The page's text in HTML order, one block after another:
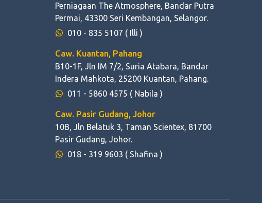
Perniagaan The Atmosphere, Bandar Putra
Permai, 43300 Seri Kembangan, Selangor.
010 - 835 5107 ( Illi )
Caw. Kuantan, Pahang
B10-1F, Jln IM 7/2, Suria Atabara, Bandar
Indera Mahkota, 25200 Kuantan, Pahang.
011 - 5860 4575 ( Nabila )
Caw. Pasir Gudang, Johor
10B, Jln Belatuk 3, Taman Scientex, 81700
Pasir Gudang, Johor.
018 - 319 9603 ( Shafina )